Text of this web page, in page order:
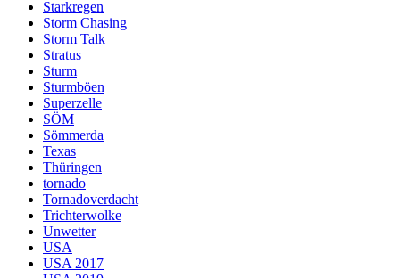
Starkregen
Storm Chasing
Storm Talk
Stratus
Sturm
Sturmböen
Superzelle
SÖM
Sömmerda
Texas
Thüringen
tornado
Tornadoverdacht
Trichterwolke
Unwetter
USA
USA 2017